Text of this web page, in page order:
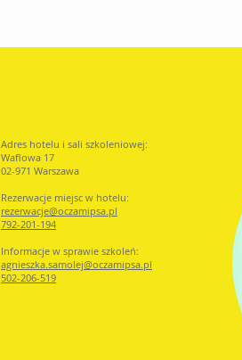
Adres hotelu i sali szkoleniowej:
Waflowa 17
02-971 Warszawa
Rezerwacje miejsc w hotelu:
rezerwacje@oczamipsa.pl
792-201-194
Informacje w sprawie szkoleń:
agnieszka.samolej@oczamipsa.pl
502-206-519